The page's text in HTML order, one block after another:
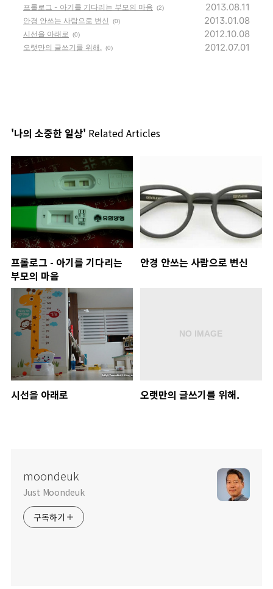
프롤로그 - 아기를 기다리는 부모의 마음 (2) 2013.08.11
안경 안쓰는 사람으로 변신 (0) 2013.01.08
시선을 아래로 (0) 2012.10.08
오랫만의 글쓰기를 위해. (0) 2012.07.01
'나의 소중한 일상' Related Articles
프롤로그 - 아기를 기다리는
부모의 마음
안경 안쓰는 사람으로 변신
시선을 아래로 오랫만의 글쓰기를 위해.
moondeuk
Just Moondeuk
구독하기